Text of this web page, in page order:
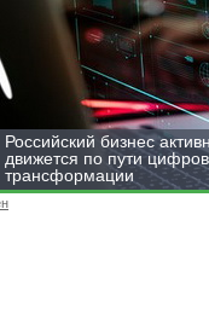
Российский бизнес
движется по пути
трансформации